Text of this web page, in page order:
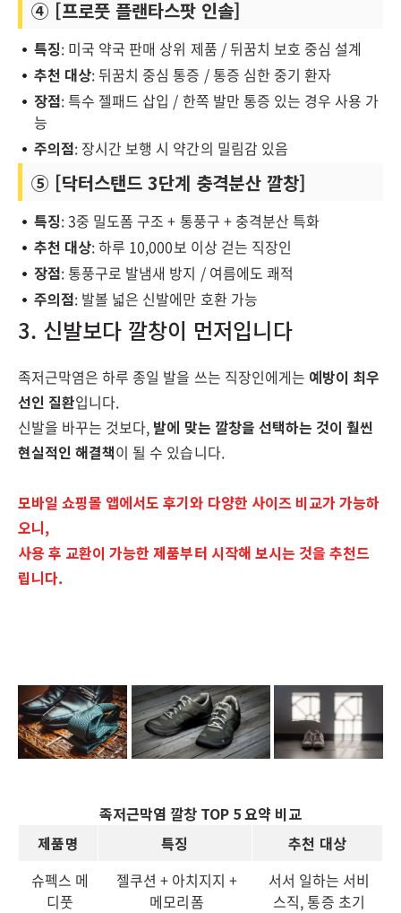
④ [프로풋 플랜타스팟 인솔]
특징: 미국 약국 판매 상위 제품 / 뒤꿈치 보호 중심 설계
추천 대상: 뒤꿈치 중심 통증 / 통증 심한 중기 환자
장점: 특수 젤패드 삽입 / 한쪽 발만 통증 있는 경우 사용 가
능
주의점: 장시간 보행 시 약간의 밀림감 있음
⑤ [닥터스탠드 3단계 충격분산 깔창]
특징: 3중 밀도폼 구조 + 통풍구 + 충격분산 특화
추천 대상: 하루 10,000보 이상 걷는 직장인
장점: 통풍구로 발냄새 방지 / 여름에도 쾌적
주의점: 발볼 넓은 신발에만 호환 가능
3. 신발보다 깔창이 먼저입니다
족저근막염은 하루 종일 발을 쓰는 직장인에게는 예방이 최우
선인 질환입니다.
신발을 바꾸는 것보다, 발에 맞는 깔창을 선택하는 것이 훨씬
현실적인 해결책이 될 수 있습니다.
모바일 쇼핑몰 앱에서도 후기와 다양한 사이즈 비교가 가능하
오니,
사용 후 교환이 가능한 제품부터 시작해 보시는 것을 추천드
립니다.
족저근막염 깔창 TOP 5 요약 비교
제품명
특징
추천 대상
슈펙스 메
디풋
젤쿠션 + 아치지지 +
메모리폼
서서 일하는 서비
스직, 통증 초기